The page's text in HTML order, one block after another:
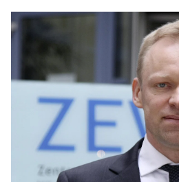
Germania fuori dall’euro: Ma